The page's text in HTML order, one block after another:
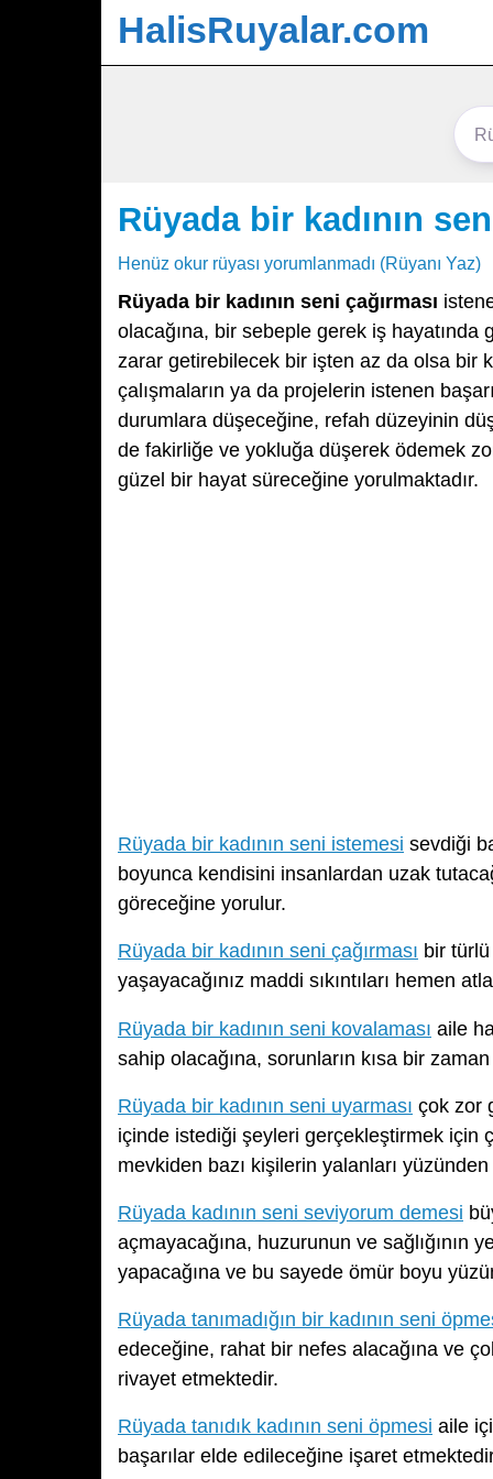
HalisRuyalar.com
Rüyada bir kadının
Henüz okur rüyası yorumlanmadı (Rüyanı Yaz)
Rüyada bir kadının seni çağırması
olacağına, bir sebeple gerek iş
zarar getirebilecek bir işten az da olsa bir
çalışmaların ya da projelerin istenen
durumlara düşeceğine, refah düzeyinin
de fakirliğe ve yokluğa düşerek ödemek
güzel bir hayat süreceğine yorulmaktadır.
Rüyada bir kadının seni istemesi sevdiği
boyunca kendisini insanlardan uzak
göreceğine yorulur.
Rüyada bir kadının seni çağırması bir
yaşayacağınız maddi sıkıntıları hemen
Rüyada bir kadının seni kovalaması aile
sahip olacağına, sorunların kısa bir
Rüyada bir kadının seni uyarması çok zor
içinde istediği şeyleri gerçekleştirmek için
mevkiden bazı kişilerin yalanları
Rüyada kadının seni seviyorum demesi
açmayacağına, huzurunun ve sağlığının
yapacağına ve bu sayede ömür boyu
Rüyada tanımadığın bir kadının seni
edeceğine, rahat bir nefes alacağına ve
rivayet etmektedir.
Rüyada tanıdık kadının seni öpmesi aile
başarılar elde edileceğine işaret